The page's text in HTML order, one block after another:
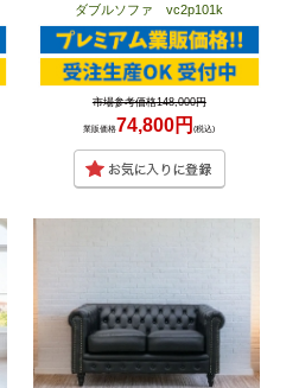
ダブルソファ vc2p101k
市場参考価格148,000円
業販価格74,800円(税込)